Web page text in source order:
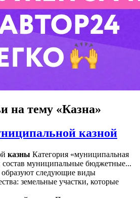
на тему «Казна»
казной
казны Категория «муниципальная
состав муниципальные бюджетные...
образуют следующие виды
земельные участки, которые